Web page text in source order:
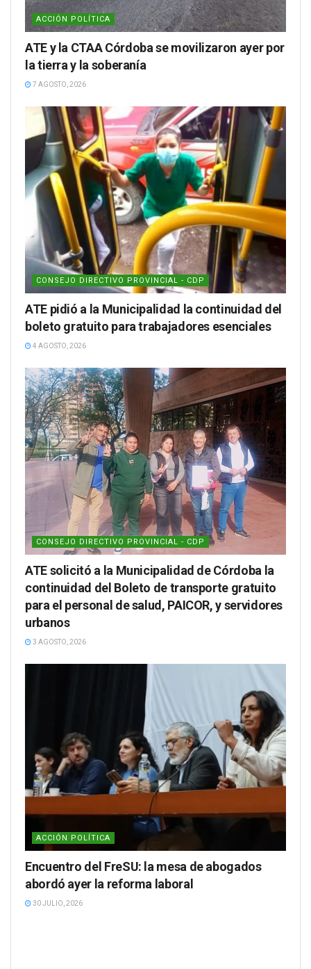
ACCIÓN POLÍTICA
ATE y la CTAA Córdoba se movilizaron ayer por
la tierra y la soberanía
7 AGOSTO, 2026
CONSEJO DIRECTIVO PROVINCIAL - CDP
ATE pidió a la Municipalidad la continuidad del
boleto gratuito para trabajadores esenciales
4 AGOSTO, 2026
CONSEJO DIRECTIVO PROVINCIAL - CDP
ATE solicitó a la Municipalidad de Córdoba la
continuidad del Boleto de transporte gratuito
para el personal de salud, PAICOR, y servidores
urbanos
3 AGOSTO, 2026
ACCIÓN POLÍTICA
Encuentro del FreSU: la mesa de abogados
abordó ayer la reforma laboral
30 JULIO, 2026